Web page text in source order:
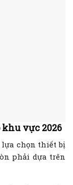
vực 2026
lựa chọn thiết bị
phải dựa trên